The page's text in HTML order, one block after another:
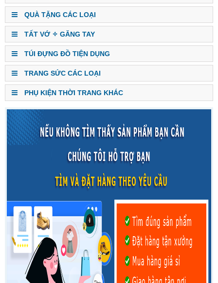
QUÀ TẶNG CÁC LOẠI
TẤT VỚ ✧ GĂNG TAY
TÚI ĐỰNG ĐỒ TIỆN DỤNG
TRANG SỨC CÁC LOẠI
PHỤ KIỆN THỜI TRANG KHÁC